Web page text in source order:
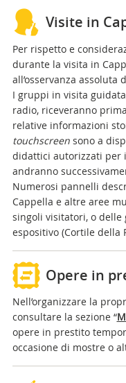
Visite in
Per rispetto e
durante la visita in
all’osservanza assoluta
I gruppi in visita
radio, riceveranno
relative informazioni
touchscreen sono a
didattici autorizzati per
andranno
Numerosi pannelli
Cappella e altre aree
singoli visitatori, o
espositivo (Cortile della
Opere in
Nell’organizzare la
consultare la sezione “
opere in prestito
occasione di mostre o